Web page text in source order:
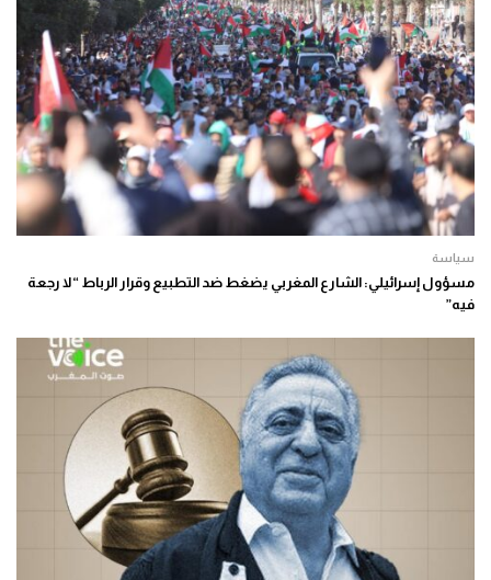
سياسة
مسؤول إسرائيلي: الشارع المغربي يضغط ضد التطبيع وقرار الرباط “لا رجعة
فيه”